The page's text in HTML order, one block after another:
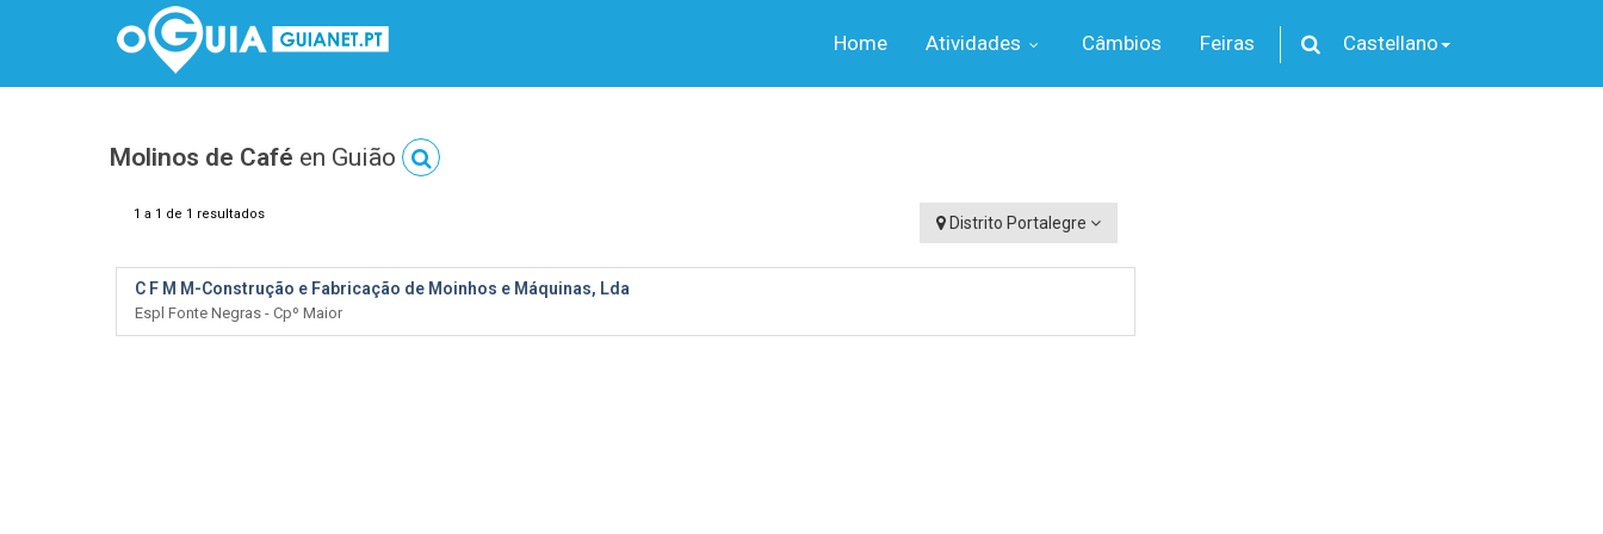
Home Atividades Câmbios Feiras Castellano
Molinos de Café en Guião
1 a 1 de 1 resultados Distrito Portalegre
C F M M-Construção e Fabricação de Moinhos e Máquinas, Lda
Espl Fonte Negras - Cpº Maior